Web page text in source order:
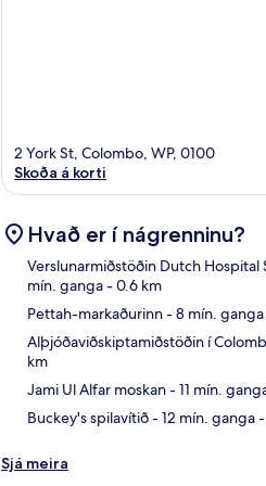
2 York St, Colombo, WP, 0100
Skoða á korti
Hvað er í nágrenninu?
Verslunarmiðstöðin Dutch
mín. ganga- 0.6 km
Pettah-markaðurinn- 8 mín. ganga
Alþjóðaviðskiptamiðstöðin í
km
Jami Ul Alfar moskan- 11 mín.
Buckey's spilavítið- 12 mín. ganga
Sjá meira